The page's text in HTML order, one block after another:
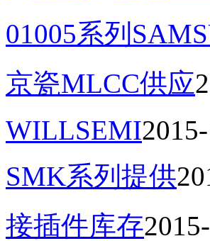
01005系列
京瓷MLCC供应
WILLSEMI
SMK系列提供
接插件库存